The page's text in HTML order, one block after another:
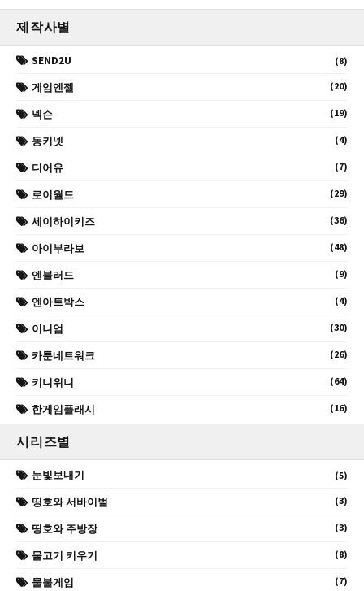
제작사별
SEND2U (8)
게임엔젤 (20)
넥슨 (19)
동키넷 (4)
디어유 (7)
로이월드 (29)
세이하이키즈 (36)
아이부라보 (48)
엔블러드 (9)
엔아트박스 (4)
이니엄 (30)
카툰네트워크 (26)
키니위니 (64)
한게임플래시 (16)
시리즈별
눈빛보내기 (5)
띵호와 서바이벌 (3)
띵호와 주방장 (3)
물고기 키우기 (8)
물불게임 (7)